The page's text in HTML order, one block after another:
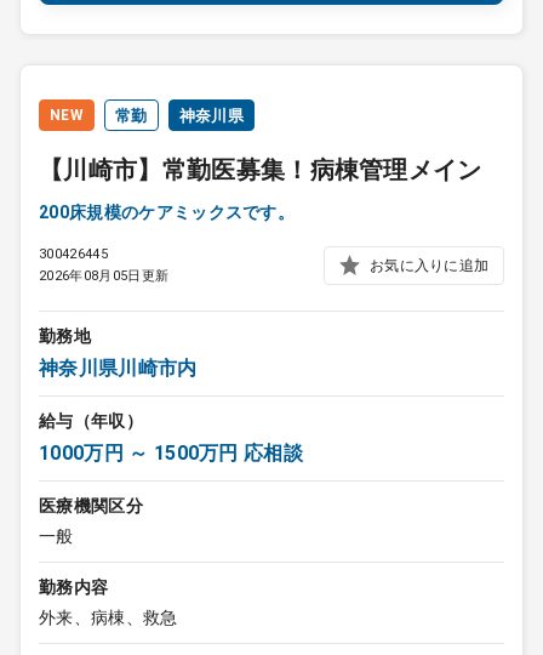
NEW 常勤 神奈川県
【川崎市】常勤医募集！病棟管理メイン
200床規模のケアミックスです。
300426445
2026年08月05日更新
お気に入りに追加
勤務地
神奈川県川崎市内
給与（年収）
1000万円 ～ 1500万円 応相談
医療機関区分
一般
勤務内容
外来、病棟、救急